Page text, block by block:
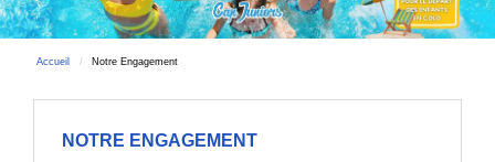
Accueil Notre Engagement
NOTRE ENGAGEMENT